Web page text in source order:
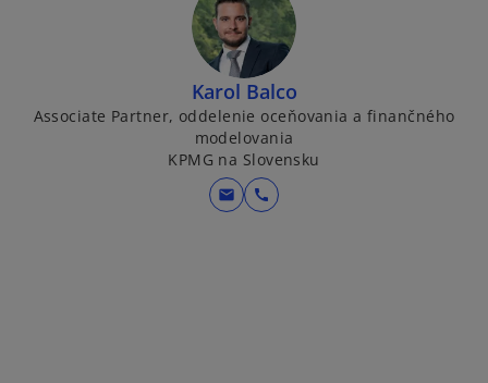
Karol Balco
Associate Partner, oddelenie oceňovania a finančného
modelovania
KPMG na Slovensku
mail call